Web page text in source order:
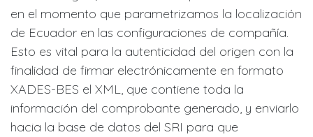
en el momento que parametrizamos la localización
de Ecuador en las configuraciones de compañía.
Esto es vital para la autenticidad del origen con la
finalidad de firmar electrónicamente en formato
XADES-BES el XML, que contiene toda la
información del comprobante generado, y enviarlo
hacia la base de datos del SRI para que